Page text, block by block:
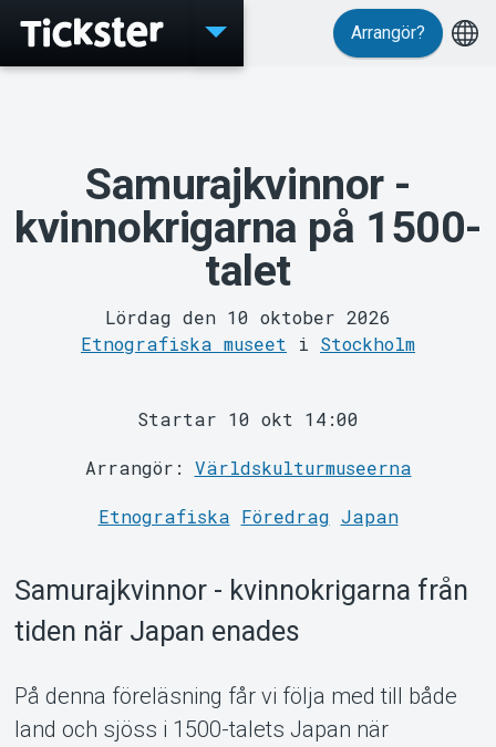
Evenemang
MyTickster
Arrangör?
Samurajkvinnor -
kvinnokrigarna på 1500-
talet
Lördag den 10 oktober 2026
Etnografiska museet i Stockholm
Startar 10 okt 14:00
Arrangör: Världskulturmuseerna
Etnografiska Föredrag Japan
Samurajkvinnor - kvinnokrigarna från
tiden när Japan enades
På denna föreläsning får vi följa med till både
land och sjöss i 1500-talets Japan när